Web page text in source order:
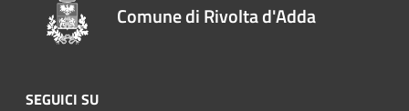
Comune di Rivolta d'Adda
SEGUICI SU